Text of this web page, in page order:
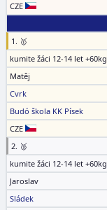
CZE
1. 🥇
kumite žáci 12-14 let +60kg
Matěj
Cvrk
Budó škola KK Písek
CZE
2. 🥈
kumite žáci 12-14 let +60kg
Jaroslav
Sládek